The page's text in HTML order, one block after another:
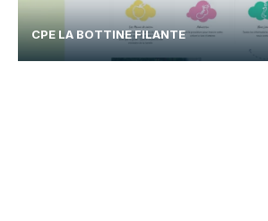
CPE LA BOTTINE FILANTE